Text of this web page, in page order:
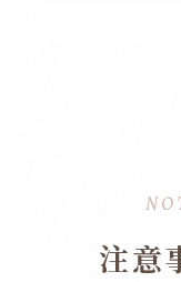
注意